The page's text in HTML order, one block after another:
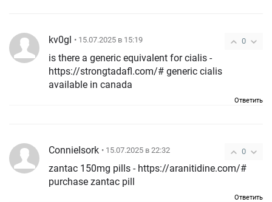
0
kv0gl • 15.07.2025 в 15:19
is there a generic equivalent for cialis -
https://strongtadafl.com/# generic cialis
available in canada
Ответить
0
ConnieIsork • 15.07.2025 в 22:32
zantac 150mg pills - https://aranitidine.com/#
purchase zantac pill
Ответить